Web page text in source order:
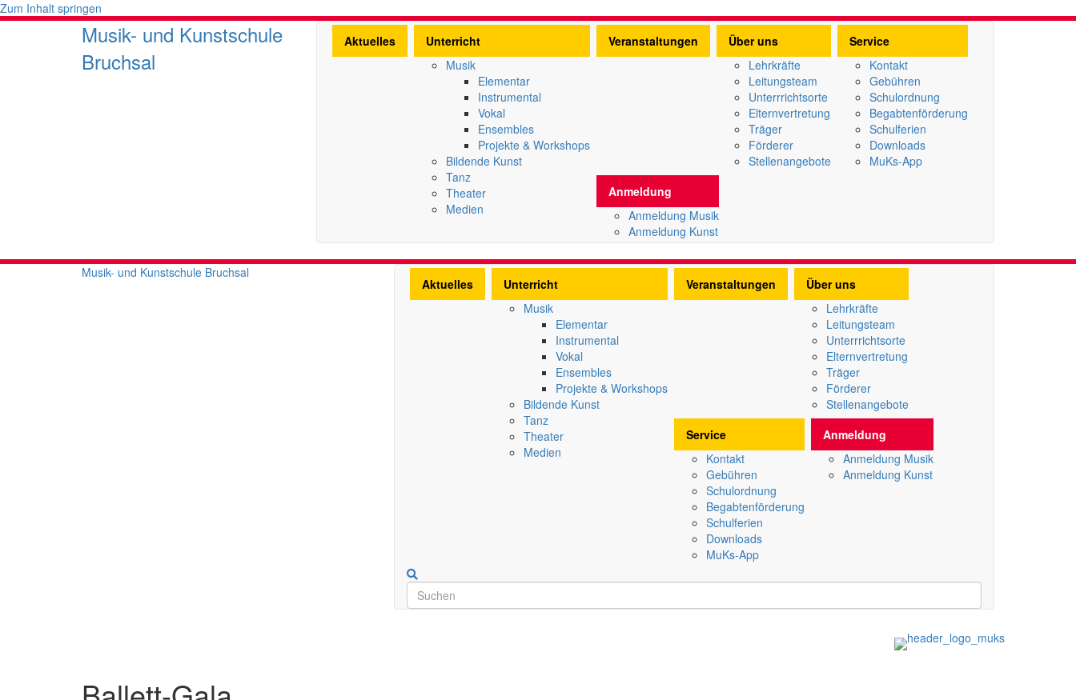
Zum Inhalt springen
Musik- und Kunstschule
Bruchsal
Aktuelles
Unterricht
Musik
Elementar
Instrumental
Vokal
Ensembles
Projekte & Workshops
Bildende Kunst
Tanz
Theater
Medien
Veranstaltungen
Über uns
Lehrkräfte
Leitungsteam
Unterrrichtsorte
Elternvertretung
Träger
Förderer
Stellenangebote
Service
Kontakt
Gebühren
Schulordnung
Begabtenförderung
Schulferien
Downloads
MuKs-App
Anmeldung
Anmeldung Musik
Anmeldung Kunst
Musik- und Kunstschule Bruchsal
Aktuelles
Unterricht
Musik
Elementar
Instrumental
Vokal
Ensembles
Projekte & Workshops
Bildende Kunst
Tanz
Theater
Medien
Veranstaltungen
Über uns
Lehrkräfte
Leitungsteam
Unterrrichtsorte
Elternvertretung
Träger
Förderer
Stellenangebote
Service
Kontakt
Gebühren
Schulordnung
Begabtenförderung
Schulferien
Downloads
MuKs-App
Anmeldung
Anmeldung Musik
Anmeldung Kunst